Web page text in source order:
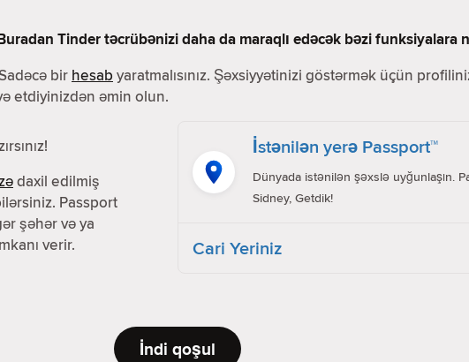
Tinder təcrübənizi daha da maraqlı edəcək bəzi funksiyalara
bir hesab yaratmalısınız. Şəxsiyyətinizi göstərmək üçün
etdiyinizdən əmin olun.
daxil edilmiş
Passport
şəhər və ya
verir.
İstənilən yerə Passport™
Dünyada istənilən şəxslə uyğunlaşın.
Sidney, Getdik!
Cari Yeriniz
İndi qoşul